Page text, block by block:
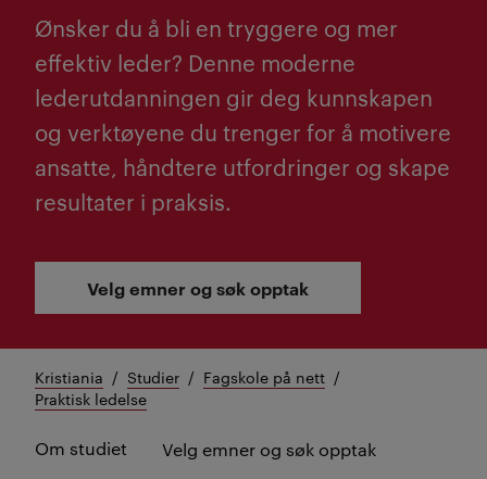
Ønsker du å bli en tryggere og mer
effektiv leder? Denne moderne
lederutdanningen gir deg kunnskapen
og verktøyene du trenger for å motivere
ansatte, håndtere utfordringer og skape
resultater i praksis.
Velg emner og søk opptak
Kristiania Studier
Fagskole på nett
Praktisk ledelse
Om studiet Velg emner og søk opptak